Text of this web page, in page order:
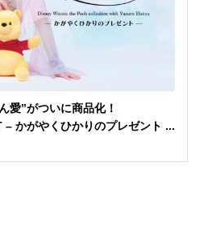
愛”がついに商品化！
– かがやくひかりのプレゼント ...